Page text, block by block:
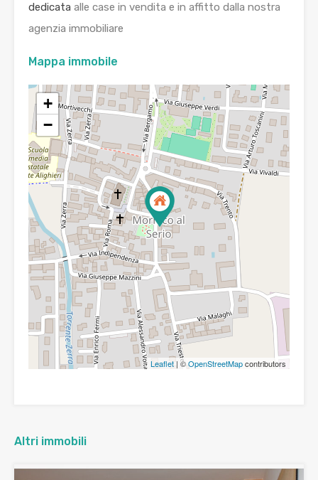
dedicata alle case in vendita e in affitto dalla nostra
agenzia immobiliare
Mappa immobile
+
−
Leaflet | ©OpenStreetMapcontributors
Altri immobili